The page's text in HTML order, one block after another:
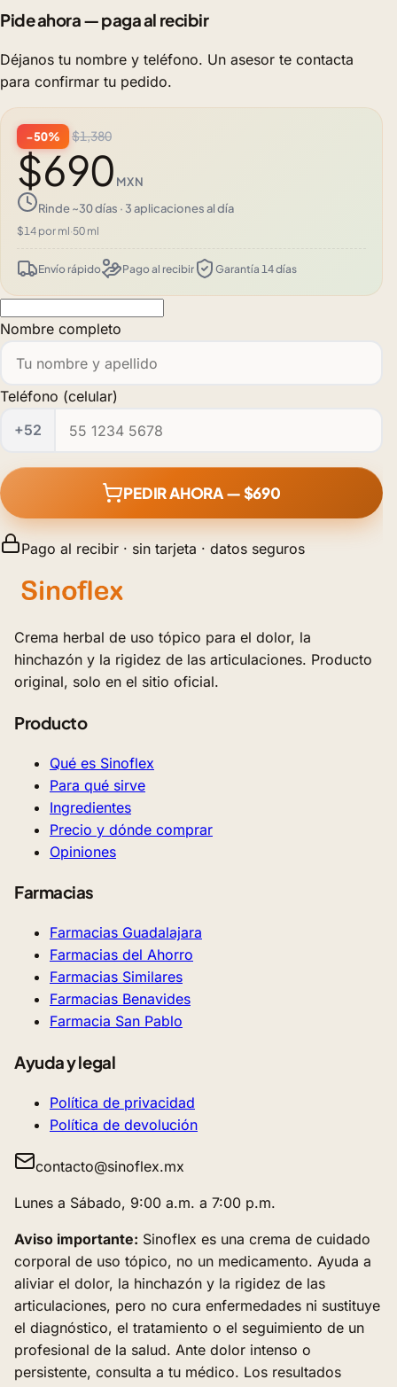
Pide ahora — paga al recibir
Déjanos tu nombre y teléfono. Un asesor te contacta
para confirmar tu pedido.
−50% $1,380
$690 MXN
Rinde ~30 días · 3 aplicaciones al día
$14 por ml·50 ml
Envío rápido Pago al recibir Garantía 14 días
Nombre completo
Teléfono (celular)
+52
PEDIR AHORA — $690
Pago al recibir · sin tarjeta · datos seguros
Crema herbal de uso tópico para el dolor, la
hinchazón y la rigidez de las articulaciones. Producto
original, solo en el sitio oficial.
Producto
Qué es Sinoflex
Para qué sirve
Ingredientes
Precio y dónde comprar
Opiniones
Farmacias
Farmacias Guadalajara
Farmacias del Ahorro
Farmacias Similares
Farmacias Benavides
Farmacia San Pablo
Ayuda y legal
Política de privacidad
Política de devolución
contacto@sinoflex.mx
Lunes a Sábado, 9:00 a.m. a 7:00 p.m.
Aviso importante: Sinoflex es una crema de cuidado
corporal de uso tópico, no un medicamento. Ayuda a
aliviar el dolor, la hinchazón y la rigidez de las
articulaciones, pero no cura enfermedades ni sustituye
el diagnóstico, el tratamiento o el seguimiento de un
profesional de la salud. Ante dolor intenso o
persistente, consulta a tu médico. Los resultados